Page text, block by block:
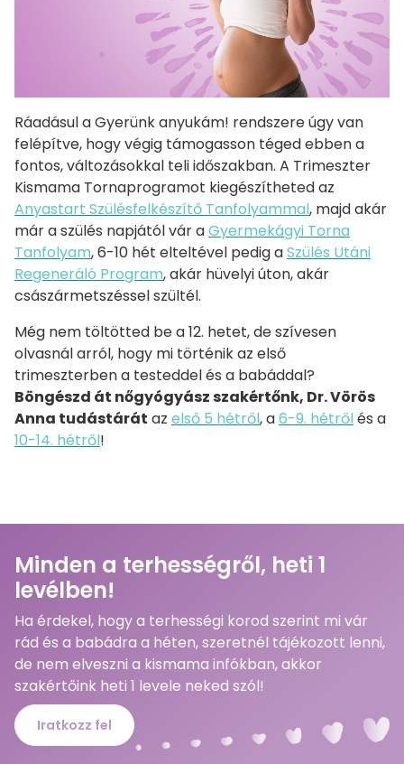
Ráadásul a Gyerünk anyukám! rendszere úgy van
felépítve, hogy végig támogasson téged ebben a
fontos, változásokkal teli időszakban. A Trimeszter
Kismama Tornaprogramot kiegészítheted az
Anyastart Szülésfelkészítő Tanfolyammal, majd akár
már a szülés napjától vár aGyermekágyi Torna
Tanfolyam, 6-10 hét elteltével pedig aSzülés Utáni
Regeneráló Program, akár hüvelyi úton, akár
császármetszéssel szültél.
Még nem töltötted be a 12. hetet, de szívesen
olvasnál arról, hogy mi történik az első
trimeszterben a testeddel és a babáddal?
Böngészd át nőgyógyász szakértőnk, Dr. Vörös
Anna tudástárát az első 5 hétről, a6-9. hétrőlés a
10-14. hétről!
Minden a terhességről, heti 1
levélben!
Ha érdekel, hogy a terhességi korod szerint mi vár
rád és a babádra a héten, szeretnél tájékozott lenni,
de nem elveszni a kismama infókban, akkor
szakértőink heti 1 levele neked szól!
Iratkozz fel